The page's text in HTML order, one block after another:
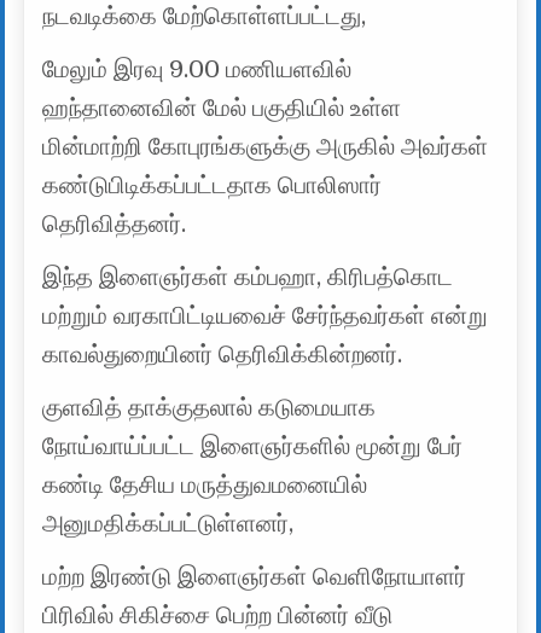
நடவடிக்கை மேற்கொள்ளப்பட்டது,
மேலும் இரவு 9.00 மணியளவில்
ஹந்தானைவின் மேல் பகுதியில் உள்ள
மின்மாற்றி கோபுரங்களுக்கு அருகில் அவர்கள்
கண்டுபிடிக்கப்பட்டதாக பொலிஸார்
தெரிவித்தனர்.
இந்த இளைஞர்கள் கம்பஹா, கிரிபத்கொட
மற்றும் வரகாபிட்டியவைச் சேர்ந்தவர்கள் என்று
காவல்துறையினர் தெரிவிக்கின்றனர்.
குளவித் தாக்குதலால் கடுமையாக
நோய்வாய்ப்பட்ட இளைஞர்களில் மூன்று பேர்
கண்டி தேசிய மருத்துவமனையில்
அனுமதிக்கப்பட்டுள்ளனர்,
மற்ற இரண்டு இளைஞர்கள் வெளிநோயாளர்
பிரிவில் சிகிச்சை பெற்ற பின்னர் வீடு